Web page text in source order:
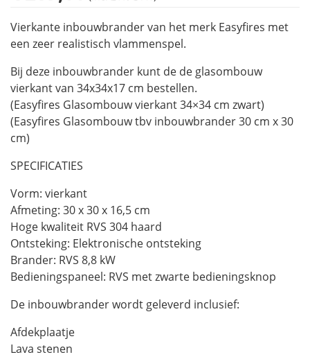
Contact
was:
€359,00.
€289,00.
Vierkante inbouwbrander van het merk Easyfires met
een zeer realistisch vlammenspel.
Bij deze inbouwbrander kunt de de glasombouw
vierkant van 34x34x17 cm bestellen.
(Easyfires Glasombouw vierkant 34×34 cm zwart)
(Easyfires Glasombouw tbv inbouwbrander 30 cm x 30
cm)
SPECIFICATIES
Vorm: vierkant
Afmeting: 30 x 30 x 16,5 cm
Hoge kwaliteit RVS 304 haard
Ontsteking: Elektronische ontsteking
Brander: RVS 8,8 kW
Bedieningspaneel: RVS met zwarte bedieningsknop
De inbouwbrander wordt geleverd inclusief:
Afdekplaatje
Lava stenen